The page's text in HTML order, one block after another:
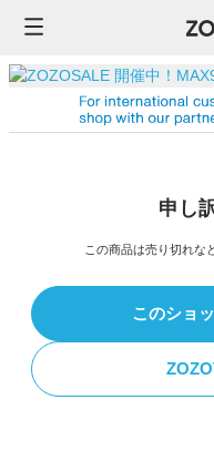
申し
この商品は売り切れな
このショ